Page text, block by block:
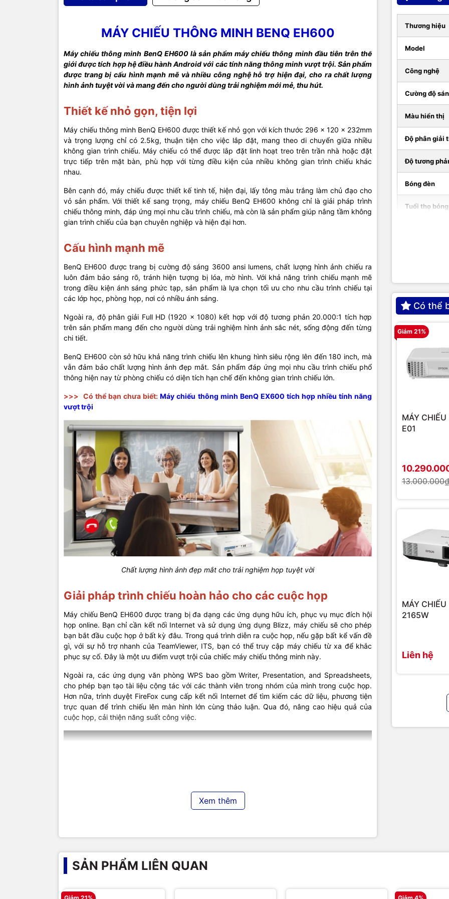
MÁY CHIẾU THÔNG MINH BENQ EH600
Máy chiếu thông minh BenQ EH600 là sản phẩm máy chiếu thông minh đầu tiên trên thế
giới được tích hợp hệ điều hành Android với các tính năng thông minh vượt trội. Sản phẩm
được trang bị cấu hình mạnh mẽ và nhiều công nghệ hỗ trợ hiện đại, cho ra chất lượng
hình ảnh tuyệt vời và mang đến cho người dùng trải nghiệm mới mẻ, thu hút.
Thiết kế nhỏ gọn, tiện lợi
Máy chiếu thông minh BenQ EH600 được thiết kế nhỏ gọn với kích thước 296 x 120 x 232mm
và trọng lượng chỉ có 2.5kg, thuận tiện cho việc lắp đặt, mang theo di chuyển giữa nhiều
không gian trình chiếu. Máy chiếu có thể được lắp đặt linh hoạt treo trên trần nhà hoặc đặt
trực tiếp trên mặt bàn, phù hợp với từng điều kiện của nhiều không gian trình chiếu khác
nhau.
Bên cạnh đó, máy chiếu được thiết kế tinh tế, hiện đại, lấy tông màu trắng làm chủ đạo cho
vỏ sản phẩm. Với thiết kế sang trọng, máy chiếu BenQ EH600 không chỉ là giải pháp trình
chiếu thông minh, đáp ứng mọi nhu cầu trình chiếu, mà còn là sản phẩm giúp nâng tầm không
gian trình chiếu của bạn chuyên nghiệp và hiện đại hơn.
Cấu hình mạnh mẽ
BenQ EH600 được trang bị cường độ sáng 3600 ansi lumens, chất lượng hình ảnh chiếu ra
luôn đảm bảo sáng rõ, tránh hiện tượng bị lóa, mờ hình. Với khả năng trình chiếu mạnh mẽ
trong điều kiện ánh sáng phức tạp, sản phẩm là lựa chọn tối ưu cho nhu cầu trình chiếu tại
các lớp học, phòng họp, nơi có nhiều ánh sáng.
Ngoài ra, độ phân giải Full HD (1920 x 1080) kết hợp với độ tương phản 20.000:1 tích hợp
trên sản phẩm mang đến cho người dùng trải nghiệm hình ảnh sắc nét, sống động đến từng
chi tiết.
BenQ EH600 còn sở hữu khả năng trình chiếu lên khung hình siêu rộng lên đến 180 inch, mà
vẫn đảm bảo chất lượng hình ảnh đẹp mắt. Sản phẩm đáp ứng mọi nhu cầu trình chiếu phổ
thông hiện nay từ phòng chiếu có diện tích hạn chế đến không gian trình chiếu lớn.
>>> Có thể bạn chưa biết:Máy chiếu thông minh BenQ EX600 tích hợp nhiều tính năng
vượt trội
Chất lượng hình ảnh đẹp mắt cho trải nghiệm họp tuyệt vời
Giải pháp trình chiếu hoàn hảo cho các cuộc họp
Máy chiếu BenQ EH600 được trang bị đa dạng các ứng dụng hữu ích, phục vụ mục đích hội
họp online. Bạn chỉ cần kết nối Internet và sử dụng ứng dụng Blizz, máy chiếu sẽ cho phép
bạn bắt đầu cuộc họp ở bất kỳ đâu. Trong quá trình diễn ra cuộc họp, nếu gặp bất kể vấn đề
gì, với sự hỗ trợ nhanh của TeamViewer, ITS, bạn có thể truy cập máy chiếu từ xa để khắc
phục sự cố. Đây là một ưu điểm vượt trội của chiếc máy chiếu thông minh này.
Ngoài ra, các ứng dụng văn phòng WPS bao gồm Writer, Presentation, and Spreadsheets,
cho phép bạn tạo tài liệu cộng tác với các thành viên trong nhóm của mình trong cuộc họp.
Hơn nữa, trình duyệt FireFox cung cấp kết nối Internet để tìm kiếm các dữ liệu, phương tiện
trực quan để trình chiếu lên màn hình lớn cùng thảo luận. Qua đó, nâng cao hiệu quả của
cuộc họp, cải thiện năng suất công việc.
Giải pháp trình chiếu thông minh cho các cuộc họp trực tuyến
Xem thêm
Thương hiệu
Model
Công nghệ
Cường độ
Màu hiển thị
Độ phân giải
Độ tương
Bóng đèn
Tuổi thọ
Tính năng
Cổng kết nối
Kích thước
Bảo hành
Có thể
Giảm 21%
MÁY CHIẾU
E01
13.000.000₫
MÁY CHIẾU
2165W
Liên hệ
SẢN PHẨM LIÊN QUAN
Chỉnh lệch hình Điều chỉnh theo chiều dọc (±40°)
Tính năng
Chỉnh sửa hình ảnh nâng cao
Tiết kiệm điện năng thông minh
Tự động tắt nguồn
Điều khiển từ xa
HDM, VGA, Svideo, USB type A, Audio In, Out,
Kích thước 296 x 120 x 232mm
Trọng lượng 2.5kg
Thời gian bảo hành
24 tháng cho thân máy, 12 tháng hoặc 1.000
bóng đèn (Tùy điều kiện nào đến trước)